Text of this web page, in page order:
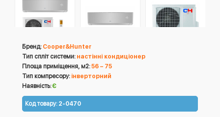
Бренд: Cooper&Hunter
Тип спліт системи: настінні кондиціонер
Площа приміщення, м2:56 – 75
Тип компресору: інверторний
Наявність:Є
Код товару: 2-0470